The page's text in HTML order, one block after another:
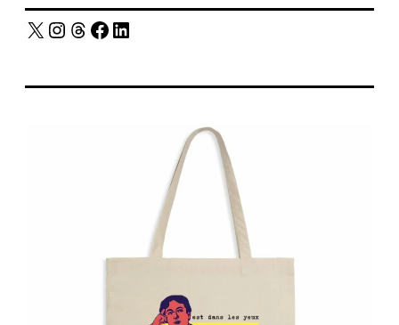
X Instagram Threads Facebook LinkedIn